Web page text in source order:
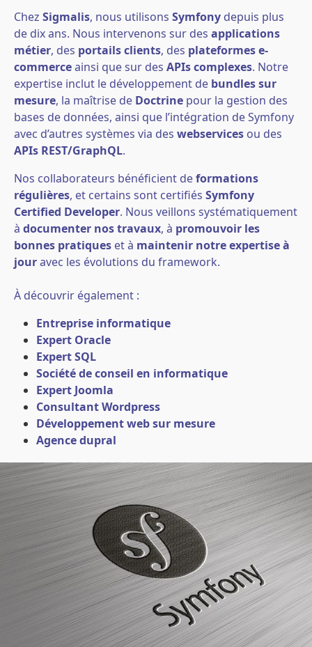
Chez Sigmalis, nous utilisons Symfony depuis plus
de dix ans. Nous intervenons sur des applications
métier, des portails clients, des plateformes e-
commerceainsi que sur des APIs complexes. Notre
expertise inclut le développement de bundles sur
mesure, la maîtrise de Doctrine pour la gestion des
bases de données, ainsi que l’intégration de Symfony
avec d’autres systèmes via des webservices ou des
APIs REST/GraphQL.
Nos collaborateurs bénéficient deformations
régulières, et certains sont certifiés Symfony
Certified Developer. Nous veillons systématiquement
à documenter nos travaux, à promouvoir les
bonnes pratiques et à maintenir notre expertise à
jouravec les évolutions du framework.
À découvrir également :
Entreprise informatique
Expert Oracle
Expert SQL
Société de conseil en informatique
Expert Joomla
Consultant Wordpress
Développement web sur mesure
Agence dupral